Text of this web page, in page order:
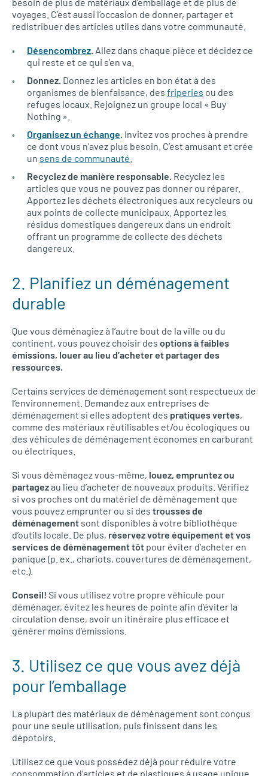
besoin de plus de matériaux d’emballage et de plus de
voyages. C’est aussi l’occasion de donner, partager et
redistribuer des articles utiles dans votre communauté.
Désencombrez. Allez dans chaque pièce et décidez ce
qui reste et ce qui s’en va.
Donnez. Donnez les articles en bon état à des
organismes de bienfaisance, des friperies ou des
refuges locaux. Rejoignez un groupe local « Buy
Nothing ».
Organisez un échange. Invitez vos proches à prendre
ce dont vous n’avez plus besoin. C’est amusant et crée
un sens de communauté
Recyclez de manière responsable. Recyclez les
articles que vous ne pouvez pas donner ou réparer.
Apportez les déchets électroniques aux recycleurs ou
aux points de collecte municipaux. Apportez les
résidus domestiques dangereux dans un endroit
offrant un programme de collecte des déchets
dangereux.
2. Planifiez un déménagement
durable
Que vous déménagiez à l’autre bout de la ville ou du
continent, vous pouvez choisir des options à faibles
émissions, louer au lieu d’acheter et partager des
ressources.
Certains services de déménagement sont respectueux de
l’environnement. Demandez aux entreprises de
déménagement si elles adoptent des pratiques vertes,
comme des matériaux réutilisables et/ou écologiques ou
des véhicules de déménagement économes en carburant
ou électriques.
Si vous déménagez vous-même, louez, empruntez ou
partagezau lieu d’acheter de nouveaux produits. Vérifiez
si vos proches ont du matériel de déménagement que
vous pouvez emprunter ou si des trousses de
déménagement sont disponibles à votre bibliothèque
d’outils locale. De plus, réservez votre équipement et vos
services de déménagement tôt pour éviter d’acheter en
panique (p. ex., chariots, couvertures de déménagement,
etc.).
Conseil! Si vous utilisez votre propre véhicule pour
déménager, évitez les heures de pointe afin d’éviter la
circulation dense, avoir un itinéraire plus efficace et
générer moins d’émissions.
3. Utilisez ce que vous avez déjà
pour l’emballage
La plupart des matériaux de déménagement sont conçus
pour une seule utilisation, puis finissent dans les
dépotoirs.
Utilisez ce que vous possédez déjà pour réduire votre
consommation d’articles et de plastiques à usage unique